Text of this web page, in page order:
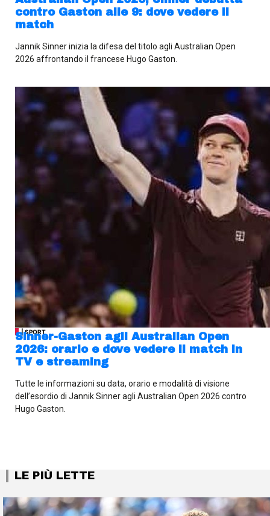
contro Gaston alle 9: dove vedere il
match
Jannik Sinner inizia la difesa del titolo agli Australian Open
2026 affrontando il francese Hugo Gaston.
| SPORT
Sinner-Gaston agli Australian Open
2026: orario e dove vedere il match in
TV e streaming
Tutte le informazioni su data, orario e modalità di visione
dell’esordio di Jannik Sinner agli Australian Open 2026 contro
Hugo Gaston.
LE PIÙ LETTE